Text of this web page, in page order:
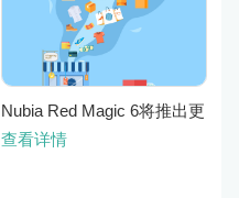
Nubia Red Magic 6将推出更
优秀游戏性能 更美观的外观
查看详情